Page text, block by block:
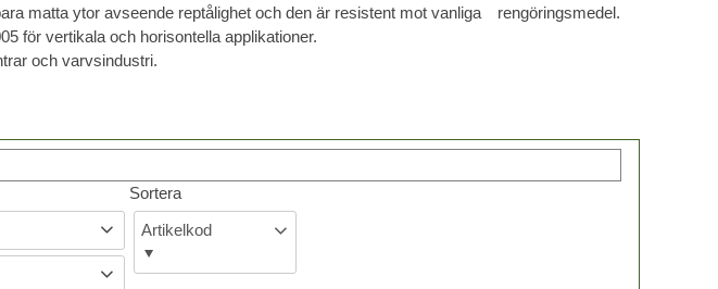
matta ytor avseende reptålighet och den är resistent mot vanliga rengöringsmedel.
för vertikala och horisontella applikationer.
och varvsindustri.
Sortera
Artikelkod